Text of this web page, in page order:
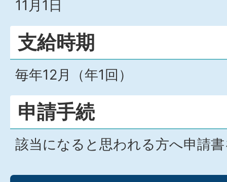
11月1日
支給時期
毎年12月（年1回）
申請手続
該当になると思われる方へ申請